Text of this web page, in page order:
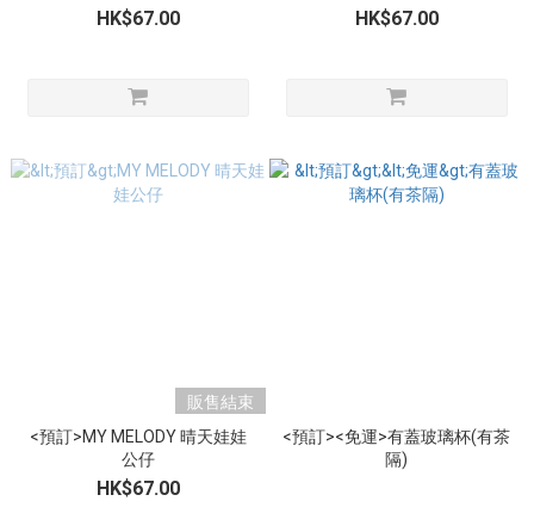
HK$67.00 HK$67.00
販售結束
<預訂>MY MELODY 晴天娃娃
公仔
HK$67.00
<預訂><免運>有蓋玻璃杯(有茶
隔)